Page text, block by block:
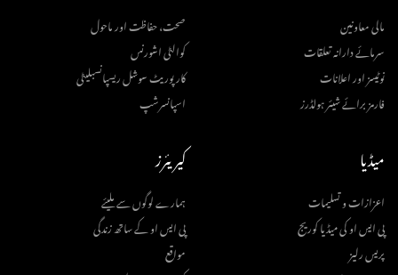
مالی معاونین
سرمائے دارانہ تعلقات
نوٹیسز اور اعلانات
فارمز برائے شیئر ہولڈرز
صحت، حفاظت اور ماحول
کوالٹی اشورنس
کارپوریٹ سوشل ریسپانسبلیٹی
اسپانسرشپ
میڈیا
اعزازات و تسلیمات
پی ایس او کی میڈیا کوریج
پریس رلیز
کیریئرز
ہمارے لوگوں سے ملیئے
پی ایس او کے ساتھ زندگی
مواقع